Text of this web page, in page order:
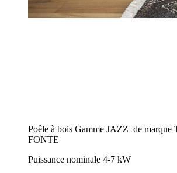
Poêle à bois Gamme JAZZ de marque
FONTE
Puissance nominale 4-7 kW